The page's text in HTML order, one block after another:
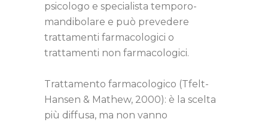
psicologo e specialista temporo-
mandibolare e può prevedere
trattamenti farmacologici o
trattamenti non farmacologici.
Trattamento farmacologico (Tfelt-
Hansen & Mathew, 2000): è la scelta
più diffusa, ma non vanno